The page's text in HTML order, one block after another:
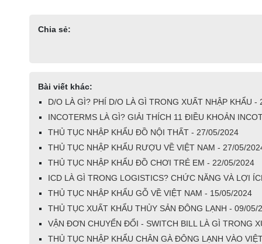
Chia sẻ:
Bài viết khác:
D/O LÀ GÌ? PHÍ D/O LÀ GÌ TRONG XUẤT NHẬP KHẨU -
INCOTERMS LÀ GÌ? GIẢI THÍCH 11 ĐIỀU KHOẢN
THỦ TỤC NHẬP KHẨU ĐỒ NỘI THẤT - 27/05/2024
THỦ TỤC NHẬP KHẨU RƯỢU VỀ VIỆT NAM - 27/05/
THỦ TỤC NHẬP KHẨU ĐỒ CHƠI TRẺ EM - 22/05/2024
ICD LÀ GÌ TRONG LOGISTICS? CHỨC NĂNG VÀ LỢI
THỦ TỤC NHẬP KHẨU GỖ VỀ VIỆT NAM - 15/05/2024
THỦ TỤC XUẤT KHẨU THỦY SẢN ĐÔNG LẠNH - 09/05/
VẬN ĐƠN CHUYỂN ĐỔI - SWITCH BILL LÀ GÌ TRONG
THỦ TỤC NHẬP KHẨU CHÂN GÀ ĐÔNG LẠNH VÀO